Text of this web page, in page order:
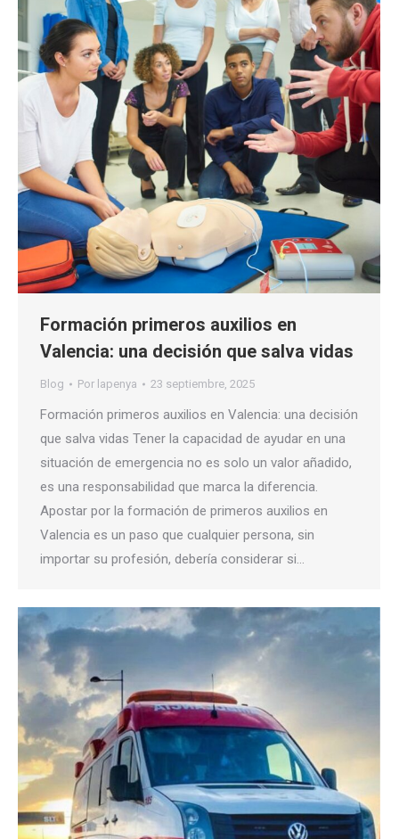
Formación primeros auxilios en
Valencia: una decisión que salva vidas
Blog Por lapenya 23 septiembre, 2025
Formación primeros auxilios en Valencia: una decisión
que salva vidas Tener la capacidad de ayudar en una
situación de emergencia no es solo un valor añadido,
es una responsabilidad que marca la diferencia.
Apostar por la formación de primeros auxilios en
Valencia es un paso que cualquier persona, sin
importar su profesión, debería considerar si…